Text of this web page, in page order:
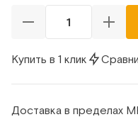
Купить в 1 клик
Доставка в пределах